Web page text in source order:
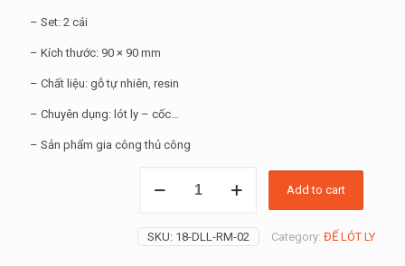
– Set: 2 cái
– Kích thước: 90 × 90 mm
– Chất liệu: gỗ tự nhiên, resin
– Chuyên dụng: lót ly – cốc…
– Sản phẩm gia công thủ công
LÓT
MỘC
COFFEA
Add to cart
SKU: 18-DLL-RM-02 Category: ĐẾ LÓT LY